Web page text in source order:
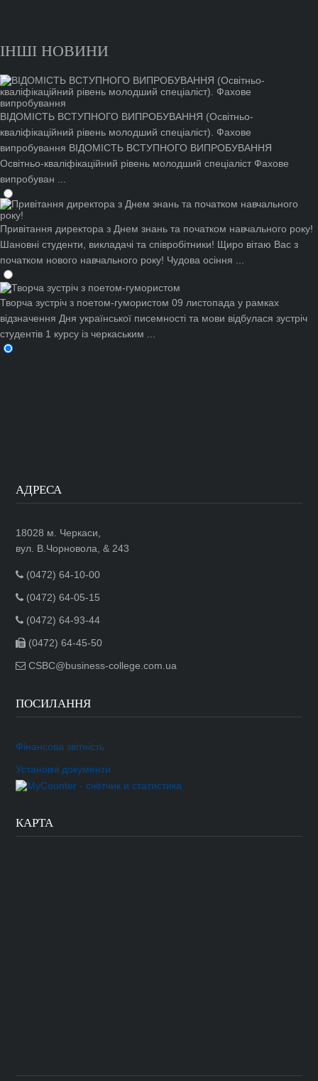
ІНШІ НОВИНИ
ВІДОМІСТЬ ВСТУПНОГО ВИПРОБУВАННЯ (Освітньо-
кваліфікаційний рівень молодший спеціаліст). Фахове
випробування ВІДОМІСТЬ ВСТУПНОГО ВИПРОБУВАННЯ
Освітньо-кваліфікаційний рівень молодший спеціаліст Фахове
випробуван ...
Привітання директора з Днем знань та початком навчального року!
Шановні студенти, викладачі та співробітники! Щиро вітаю Вас з
початком нового навчального року! Чудова осіння ...
Творча зустріч з поетом-гумористом 09 листопада у рамках
відзначення Дня української писемності та мови відбулася зустріч
студентів 1 курсу із черкаським ...
АДРЕСА
18028 м. Черкаси,
вул. В.Чорновола, & 243
(0472) 64-10-00
(0472) 64-05-15
(0472) 64-93-44
(0472) 64-45-50
CSBC@business-college.com.ua
ПОСИЛАННЯ
Фінансова звітність
Установчі документи
КАРТА